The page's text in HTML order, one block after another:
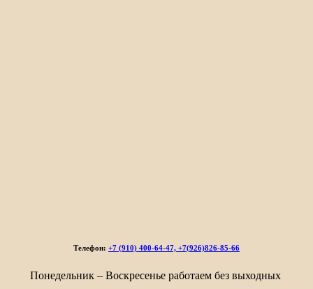
Телефон: +7 (910) 400-64-47, +7(926)826-85-66
Понедельник – Воскресенье работаем без выходных